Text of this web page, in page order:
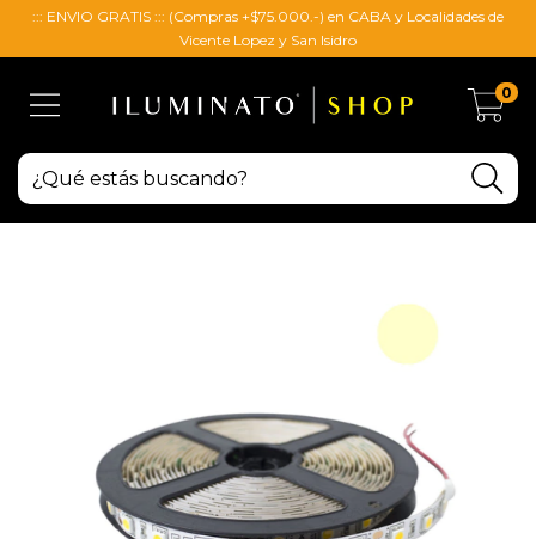
::: ENVIO GRATIS ::: (Compras +$75.000.-) en CABA y Localidades de
Vicente Lopez y San Isidro
0